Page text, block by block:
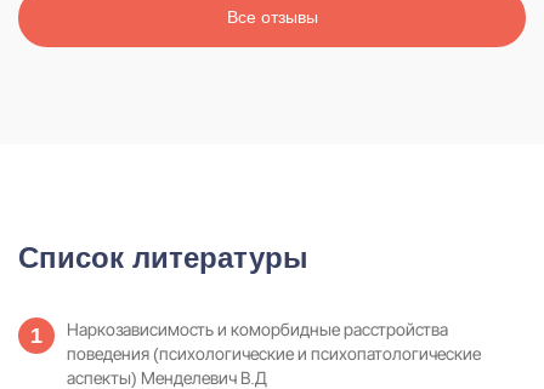
Все отзывы
Список литературы
Наркозависимость и коморбидные расстройства
поведения (психологические и психопатологические
аспекты) Менделевич В.Д